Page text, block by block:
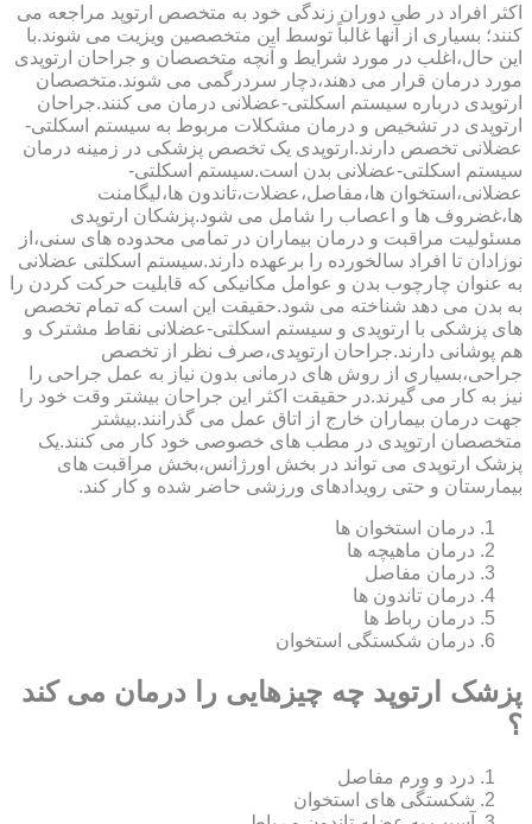
اکثر افراد در طی دوران زندگی خود به متخصص ارتوپد مراجعه می
کنند؛ بسیاری از آنها غالباً توسط این متخصصین ویزیت می شوند.با
این حال،اغلب در مورد شرایط و آنچه متخصصان و جراحان ارتوپدی
مورد درمان قرار می دهند،دچار سردرگمی می شوند.متخصصان
ارتوپدی درباره سیستم اسکلتی-عضلانی درمان می کنند.جراحان
ارتوپدی در تشخیص و درمان مشکلات مربوط به سیستم اسکلتی-
عضلانی تخصص دارند.ارتوپدی یک تخصص پزشکی در زمینه درمان
سیستم اسکلتی-عضلانی بدن است.سیستم اسکلتی-
عضلانی،استخوان ها،مفاصل،عضلات،تاندون ها،لیگامنت
ها،غضروف ها و اعصاب را شامل می شود.پزشکان ارتوپدی
مسئولیت مراقبت و درمان بیماران در تمامی محدوده های سنی،از
نوزادان تا افراد سالخورده را برعهده دارند.سیستم اسکلتی عضلانی
به عنوان چارچوب بدن و عوامل مکانیکی که قابلیت حرکت کردن را
به بدن می دهد شناخته می شود.حقیقت این است که تمام تخصص
های پزشکی با ارتوپدی و سیستم اسکلتی-عضلانی نقاط مشترک و
هم پوشانی دارند.جراحان ارتوپدی،صرف نظر از تخصص
جراحی،بسیاری از روش های درمانی بدون نیاز به عمل جراحی را
نیز به کار می گیرند.در حقیقت اکثر این جراحان بیشتر وقت خود را
جهت درمان بیماران خارج از اتاق عمل می گذرانند.بیشتر
متخصصان ارتوپدی در مطب های خصوصی خود کار می کنند.یک
پزشک ارتوپدی می تواند در بخش اورژانس،بخش مراقبت های
بیمارستان و حتی رویدادهای ورزشی حاضر شده و کار کند.
درمان استخوان ها
درمان ماهیچه ها
درمان مفاصل
درمان تاندون ها
درمان رباط ها
درمان شکستگی استخوان
پزشک ارتوپد چه چیزهایی را درمان می کند
؟
درد و ورم مفاصل
شکستگی های استخوان